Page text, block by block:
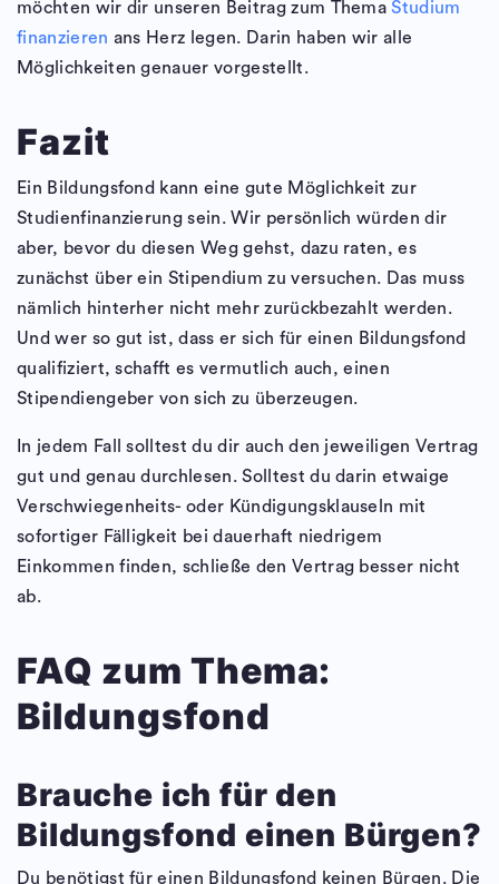
möchten wir dir unseren Beitrag zum ThemaStudium
finanzieren ans Herz legen. Darin haben wir alle
Möglichkeiten genauer vorgestellt.
Fazit
Ein Bildungsfond kann eine gute Möglichkeit zur
Studienfinanzierung sein. Wir persönlich würden dir
aber, bevor du diesen Weg gehst, dazu raten, es
zunächst über ein Stipendium zu versuchen. Das muss
nämlich hinterher nicht mehr zurückbezahlt werden.
Und wer so gut ist, dass er sich für einen Bildungsfond
qualifiziert, schafft es vermutlich auch, einen
Stipendiengeber von sich zu überzeugen.
In jedem Fall solltest du dir auch den jeweiligen Vertrag
gut und genau durchlesen. Solltest du darin etwaige
Verschwiegenheits- oder Kündigungsklauseln mit
sofortiger Fälligkeit bei dauerhaft niedrigem
Einkommen finden, schließe den Vertrag besser nicht
ab.
FAQ zum Thema:
Bildungsfond
Brauche ich für den
Bildungsfond einen Bürgen?
Du benötigst für einen Bildungsfond keinen Bürgen. Die